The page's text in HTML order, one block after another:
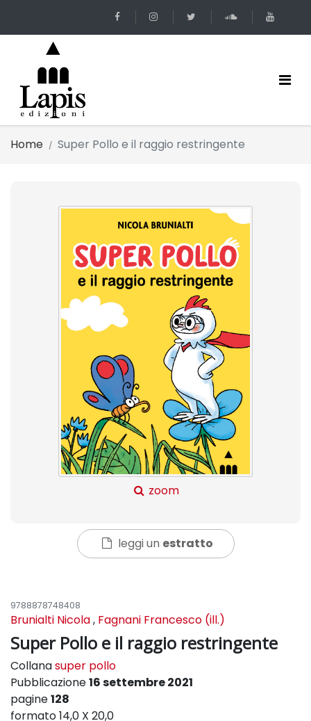
Home Super Pollo e il raggio restringente
zoom
leggi un estratto
9788878748408
Brunialti Nicola, Fagnani Francesco (ill.)
Super Pollo e il raggio restringente
Collanasuper pollo
Pubblicazione16 settembre 2021
pagine128
formato 14,0 X 20,0